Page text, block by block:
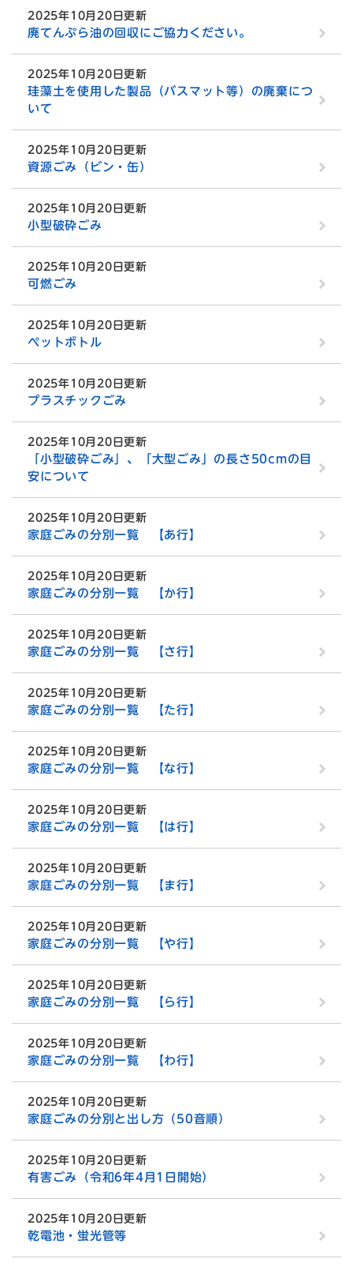
2025年10月20日更新
廃てんぷら油の回収にご協力ください。
2025年10月20日更新
珪藻土を使用した製品（バスマット等）の廃棄につ
いて
2025年10月20日更新
資源ごみ（ビン・缶）
2025年10月20日更新
小型破砕ごみ
2025年10月20日更新
可燃ごみ
2025年10月20日更新
ペットボトル
2025年10月20日更新
プラスチックごみ
2025年10月20日更新
「小型破砕ごみ」、「大型ごみ」の長さ50cmの目
安について
2025年10月20日更新
家庭ごみの分別一覧 【あ行】
2025年10月20日更新
家庭ごみの分別一覧 【か行】
2025年10月20日更新
家庭ごみの分別一覧 【さ行】
2025年10月20日更新
家庭ごみの分別一覧 【た行】
2025年10月20日更新
家庭ごみの分別一覧 【な行】
2025年10月20日更新
家庭ごみの分別一覧 【は行】
2025年10月20日更新
家庭ごみの分別一覧 【ま行】
2025年10月20日更新
家庭ごみの分別一覧 【や行】
2025年10月20日更新
家庭ごみの分別一覧 【ら行】
2025年10月20日更新
家庭ごみの分別一覧 【わ行】
2025年10月20日更新
家庭ごみの分別と出し方（50音順）
2025年10月20日更新
有害ごみ（令和6年4月1日開始）
2025年10月20日更新
乾電池・蛍光管等